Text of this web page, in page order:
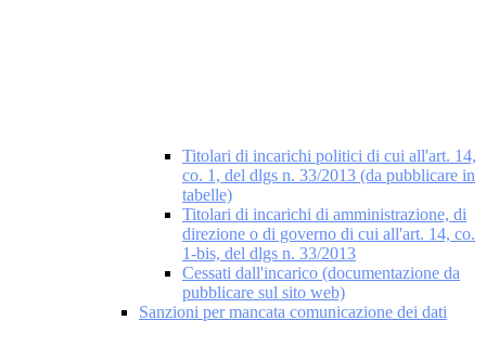
Titolari di incarichi politici di cui all'art. 14,
co. 1, del dlgs n. 33/2013 (da pubblicare in
tabelle)
Titolari di incarichi di amministrazione, di
direzione o di governo di cui all'art. 14, co.
1-bis, del dlgs n. 33/2013
Cessati dall'incarico (documentazione da
pubblicare sul sito web)
Sanzioni per mancata comunicazione dei dati